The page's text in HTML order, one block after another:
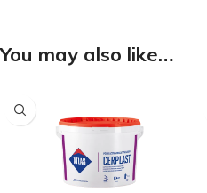
You may also like…